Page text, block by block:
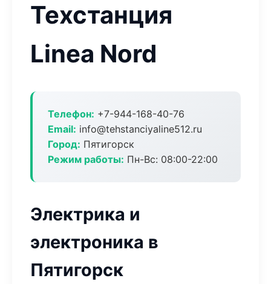
Техстанция
Linea Nord
Телефон: +7-944-168-40-76
Email: info@tehstanciyaline512.ru
Город: Пятигорск
Режим работы: Пн-Вс: 08:00-22:00
Электрика и
электроника в
Пятигорск